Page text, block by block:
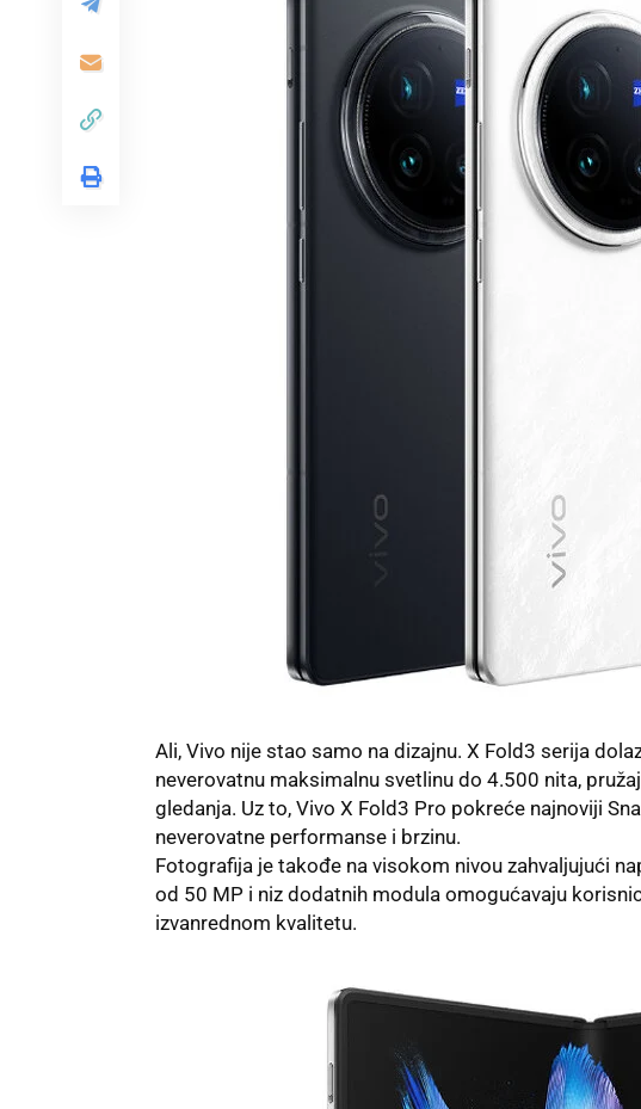
Ali, Vivo nije stao samo na dizajnu. X Fold3 serija
neverovatnu maksimalnu svetlinu do 4.500 nita,
gledanja. Uz to, Vivo X Fold3 Pro pokreće najnoviji
neverovatne performanse i brzinu.
Fotografija je takođe na visokom nivou zahvaljujući
od 50 MP i niz dodatnih modula omogućavaju
izvanrednom kvalitetu.